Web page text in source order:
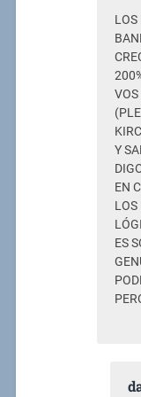
LOS
Y
EN
LOS
ES